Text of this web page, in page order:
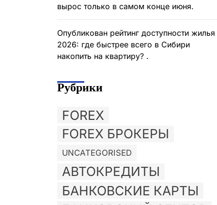
вырос только в самом конце июня.
Опубликован рейтинг доступности жилья
2026: где быстрее всего в Сибири
накопить на квартиру? .
Рубрики
FOREX
FOREX БРОКЕРЫ
UNCATEGORISED
АВТОКРЕДИТЫ
БАНКОВСКИЕ КАРТЫ